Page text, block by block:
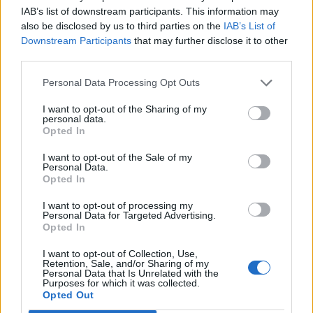
IAB’s list of downstream participants. This information may
also be disclosed by us to third parties on the IAB’s List of
Downstream Participants that may further disclose it to other
Personal Data Processing Opt Outs
I want to opt-out of the Sharing of my
personal data.
Opted In
I want to opt-out of the Sale of my
Personal Data.
Opted In
I want to opt-out of processing my
Personal Data for Targeted Advertising.
Opted In
I want to opt-out of Collection, Use,
Retention, Sale, and/or Sharing of my
Personal Data that Is Unrelated with the
Purposes for which it was collected.
Opted Out
Изкуствен интелект за първи път
създаде нови жизнеспособни вируси